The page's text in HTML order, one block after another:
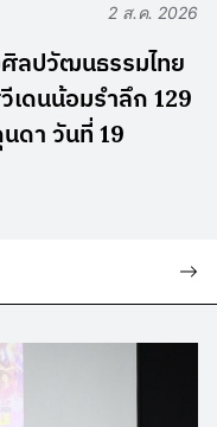
2 ส.ค. 2026
ลปวัฒนธรรมไทย
เดนน้อมรำลึก 129
ดา วันที่ 19